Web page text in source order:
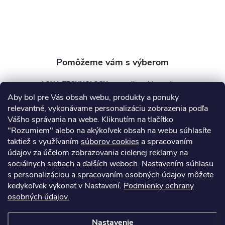
Aby bol pre Vás obsah webu, produkty a ponuky
relevantné, vykonávame personalizáciu zobrazenia podľa
Vášho správania na webe. Kliknutím na tlačítko
"Rozumiem" alebo na akýkoľvek obsah na webu súhlasíte
taktiež s využívaním súborov cookies a spracovaním
údajov za účelom zobrazovania cielenej reklamy na
sociálnych sietiach a ďalších weboch. Nastavením súhlasu
s personalizáciou a spracovaním osobných údajov môžete
kedykoľvek vykonať v Nastavení. Podmienky ochrany
osobných údajov.
Nastavenie
AQUA TECHNOLOGY s.r.o.
info @aquatechnology.sk
+421 911 991 394
Informácie pre vás
Kontakty Obchodné podmienky